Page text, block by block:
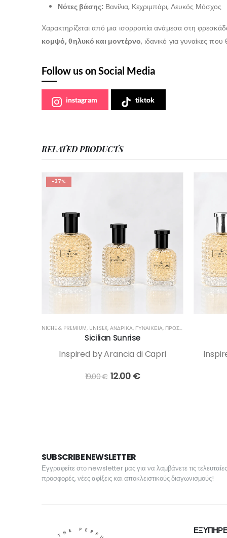
Νότες βάσης: Βανίλια, Κεχριμπάρι, Λευκός Μόσχος
Χαρακτηρίζεται από μια ισορροπία ανάμεσα στη
κομψό, θηλυκό και μοντέρνο, ιδανικό για γυναίκες
Follow us on Social Media
instagram tiktok
RELATED PRODUCTS
-37%
NICHE & PREMIUM, UNISEX, ΑΝΔΡΙΚΆ, ΓΥΝΑΙΚΕΊΑ, ΠΡΟΣΦΟΡΕΣ
Sicilian Sunrise
Inspired by Arancia di Capri
19.00€ Original
12.00 €Η
SUBSCRIBE NEWSLETTER
Εγγραφείτε στο newsletter μας για να λαμβάνετε τις τελευταίες
προσφορές, νέες αφίξεις και αποκλειστικούς διαγωνισμούς!